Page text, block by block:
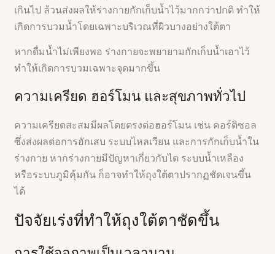
เกินไป ล้วนส่งผลให้ร่างกายกักเก็บน้ำไว้มากกว่าปกติ ทำให้
เกิดการบวมน้ำโดยเฉพาะบริเวณที่ผิวบางอย่างใต้ตา
หากดื่มน้ำไม่เพียงพอ ร่างกายจะพยายามกักเก็บน้ำเอาไว้
ทำให้เกิดการบวมเฉพาะจุดมากขึ้น
ความเครียด ฮอร์โมน และสุขภาพทั่วไป
ความเครียดสะสมมีผลโดยตรงต่อฮอร์โมน เช่น คอร์ติซอล
ซึ่งส่งผลต่อการอักเสบ ระบบไหลเวียน และการกักเก็บน้ำใน
ร่างกาย หากร่างกายมีปัญหาเกี่ยวกับไต ระบบน้ำเหลือง
หรือระบบภูมิคุ้มกัน ก็อาจทำให้ถุงใต้ตาปรากฏชัดเจนขึ้น
ได้
ปัจจัยเร่งที่ทำให้ถุงใต้ตาชัดขึ้น